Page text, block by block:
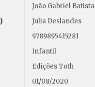
João Gabriel Batista
Julia Deslandes
9789895415281
Infantil
Edições Toth
01/08/2020